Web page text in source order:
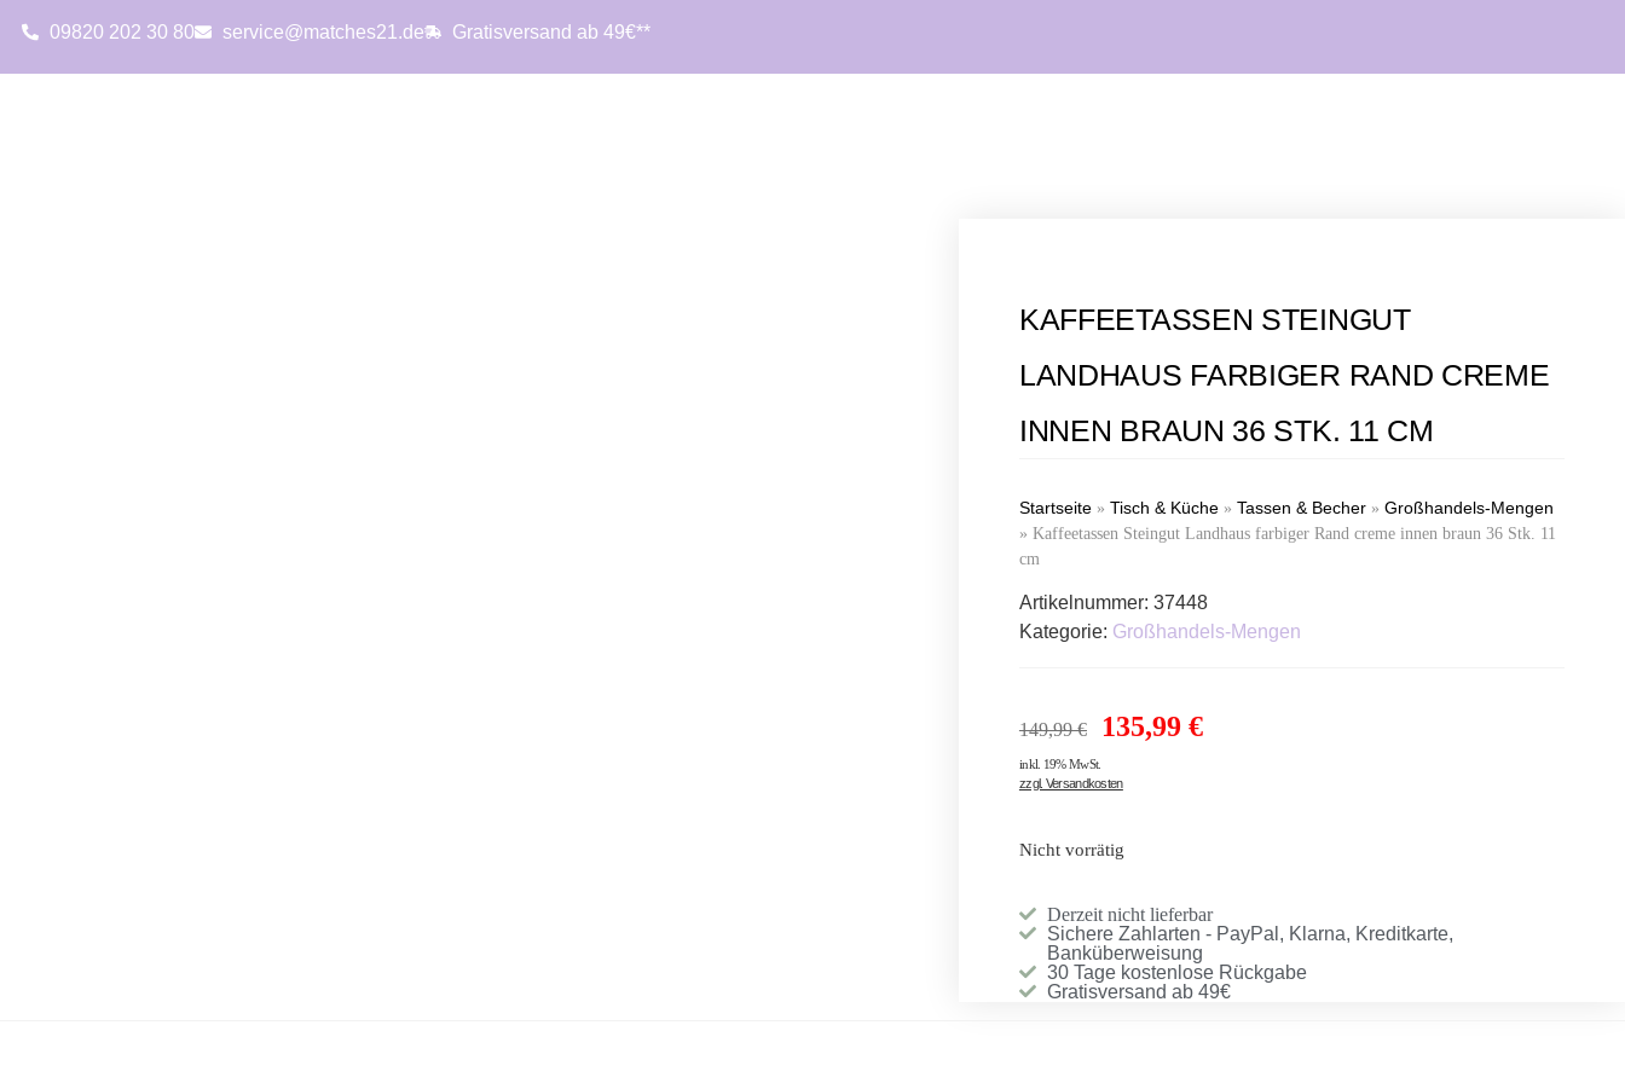
09820 202 30 80 service@matches21.de Gratisversand ab 49€**
KAFFEETASSEN STEINGUT
LANDHAUS FARBIGER RAND CREME
INNEN BRAUN 36 STK. 11 CM
Startseite» Tisch & Küche» Tassen & Becher» Großhandels-Mengen
» Kaffeetassen Steingut Landhaus farbiger Rand creme innen braun 36 Stk. 11
cm
Artikelnummer: 37448
Kategorie: Großhandels-Mengen
149,99€ 135,99 €
inkl. 19% MwSt.
zzgl. Versandkosten
Nicht vorrätig
Derzeit nicht lieferbar
Sichere Zahlarten - PayPal, Klarna, Kreditkarte,
Banküberweisung
30 Tage kostenlose Rückgabe
Gratisversand ab 49€